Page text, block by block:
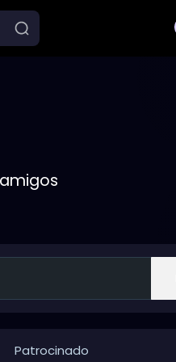
Patrocinado